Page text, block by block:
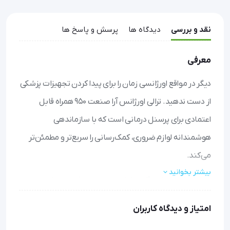
نقد و بررسی دیدگاه ها پرسش و پاسخ ها
معرفی
دیگر در مواقع اورژانسی زمان را برای پیدا کردن تجهیزات پزشکی
از دست ندهید. ترالی اورژانس آرا صنعت 950 همراه قابل
اعتمادی برای پرسنل درمانی است که با سازماندهی
هوشمندانه لوازم ضروری، کمک‌رسانی را سریع‌تر و مطمئن‌تر
می‌کند.
سرم، همه وسایل مورد نیاز در دسترس و مرتب قرار می‌گیرند.
بیشتر بخوانید
امتیاز و دیدگاه کاربران